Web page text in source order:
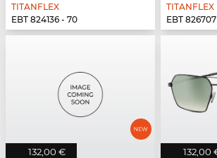
TITANFLEX
EBT 824136 - 70
TITANFLEX
EBT 826707
132,00 € 132,00